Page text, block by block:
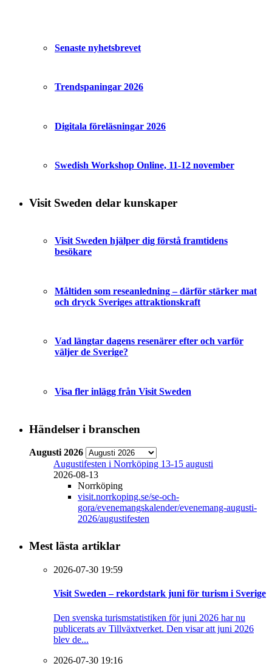
Senaste nyhetsbrevet
Trendspaningar 2026
Digitala föreläsningar 2026
Swedish Workshop Online, 11-12 november
Visit Sweden delar kunskaper
Visit Sweden hjälper dig förstå framtidens
besökare
Måltiden som reseanledning – därför stärker mat
och dryck Sveriges attraktionskraft
Vad längtar dagens resenärer efter och varför
väljer de Sverige?
Visa fler inlägg från Visit Sweden
Händelser i branschen
Augusti 2026
Augustifesten i Norrköping 13-15 augusti
2026-08-13
Norrköping
visit.norrkoping.se/se-och-
gora/evenemangskalender/evenemang-augusti-
2026/augustifesten
Mest lästa artiklar
2026-07-30 19:59
Visit Sweden – rekordstark juni för turism i Sverige
Den svenska turismstatistiken för juni 2026 har nu
publicerats av Tillväxtverket. Den visar att juni 2026
blev de...
2026-07-30 19:16